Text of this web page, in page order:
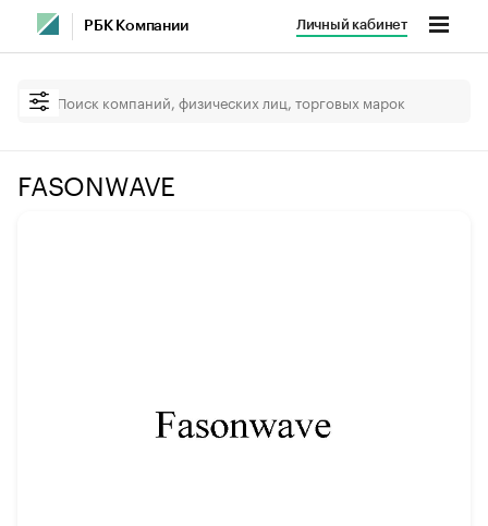
РБК Компании Личный кабинет
FASONWAVE